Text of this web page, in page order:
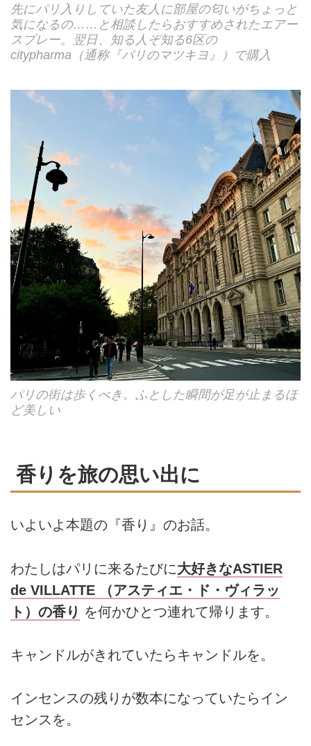
先にパリ入りしていた友人に部屋の匂いがちょっと
気になるの……と相談したらおすすめされたエアー
スプレー。翌日、知る人ぞ知る6区の
citypharma（通称『パリのマツキヨ』）で購入
パリの街は歩くべき。ふとした瞬間が足が止まるほ
ど美しい
香りを旅の思い出に
いよいよ本題の『香り』のお話。
わたしはパリに来るたびに大好きなASTIER
de VILLATTE （アスティエ・ド・ヴィラッ
ト）の香り を何かひとつ連れて帰ります。
キャンドルがきれていたらキャンドルを。
インセンスの残りが数本になっていたらイン
センスを。